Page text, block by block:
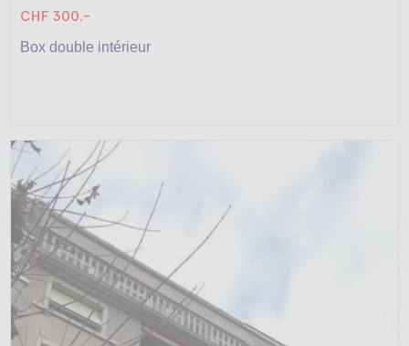
CHF 300.-
Box double intérieur